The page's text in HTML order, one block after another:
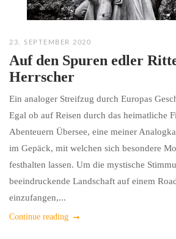
23. SEPTEMBER 2020
Auf den Spuren edler
Herrscher
Ein analoger Streifzug durch Europas
Egal ob auf Reisen durch das heimatliche
Abenteuern Übersee, eine meiner
im Gepäck, mit welchen sich besondere
festhalten lassen. Um die mystische
beeindruckende Landschaft auf einem
einzufangen,...
Continue reading